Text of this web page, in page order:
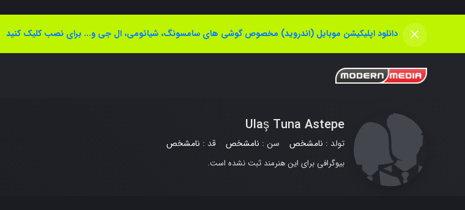
× دانلود اپلیکیشن موبایل (اندروید) مخصوص گوشی های سامسونگ، شیائومی، ال جی و... برای نصب کلیک کنید
Ulaş Tuna Astepe
تولد : نامشخص سن : نامشخص قد : نامشخص
بیوگرافی برای این هنرمند ثبت نشده است.